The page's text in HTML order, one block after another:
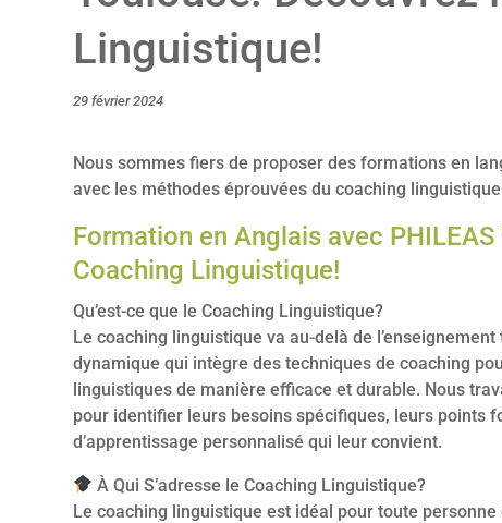
Linguistique!
29 février 2024
Nous sommes fiers de proposer des formations en
avec les méthodes éprouvées du coaching
Formation en Anglais avec
Coaching Linguistique!
Qu’est-ce que le Coaching Linguistique?
Le coaching linguistique va au-delà de
dynamique qui intègre des techniques de coaching
linguistiques de manière efficace et durable. Nous
pour identifier leurs besoins spécifiques, leurs points
d’apprentissage personnalisé qui leur convient.
À Qui S’adresse le Coaching Linguistique?
Le coaching linguistique est idéal pour toute